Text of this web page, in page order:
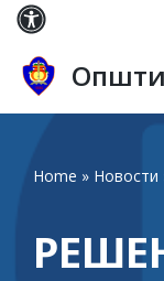
Skip
to
content
Home » Новости